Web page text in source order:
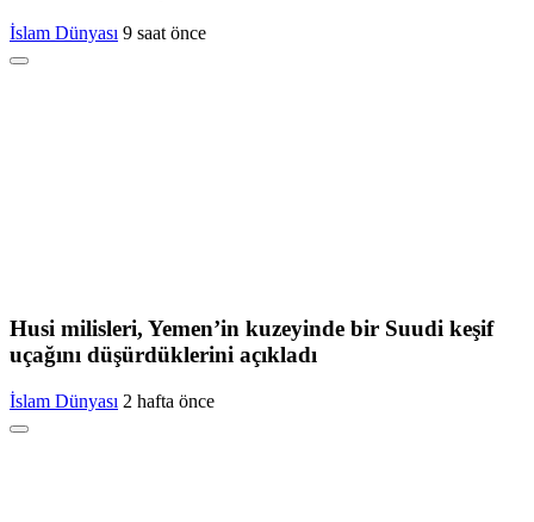
İslam Dünyası 9 saat önce
Husi milisleri, Yemen’in kuzeyinde bir Suudi keşif
uçağını düşürdüklerini açıkladı
İslam Dünyası 2 hafta önce